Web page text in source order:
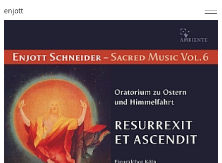
enjott
Selected Works
Werkverzeichnis
About
Fotos
Kalender